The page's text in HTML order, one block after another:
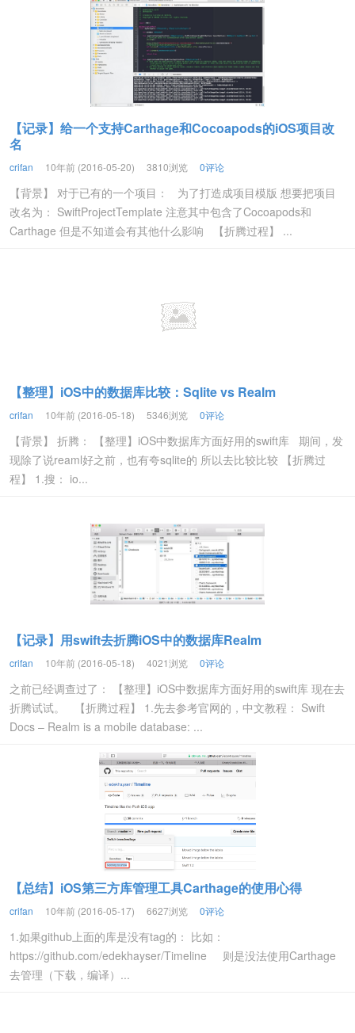
【记录】给一个支持Carthage和Cocoapods的iOS项目改
名
crifan 10年前 (2016-05-20) 3810浏览 0评论
【背景】 对于已有的一个项目： 为了打造成项目模版 想要把项目
改名为： SwiftProjectTemplate 注意其中包含了Cocoapods和
Carthage 但是不知道会有其他什么影响 【折腾过程】 ...
【整理】iOS中的数据库比较：Sqlite vs Realm
crifan 10年前 (2016-05-18) 5346浏览 0评论
【背景】 折腾： 【整理】iOS中数据库方面好用的swift库 期间，发
现除了说reaml好之前，也有夸sqlite的 所以去比较比较 【折腾过
程】 1.搜： io...
【记录】用swift去折腾iOS中的数据库Realm
crifan 10年前 (2016-05-18) 4021浏览 0评论
之前已经调查过了： 【整理】iOS中数据库方面好用的swift库 现在去
折腾试试。 【折腾过程】 1.先去参考官网的，中文教程： Swift
Docs – Realm is a mobile database: ...
【总结】iOS第三方库管理工具Carthage的使用心得
crifan 10年前 (2016-05-17) 6627浏览 0评论
1.如果github上面的库是没有tag的： 比如：
https://github.com/edekhayser/Timeline 则是没法使用Carthage
去管理（下载，编译）...